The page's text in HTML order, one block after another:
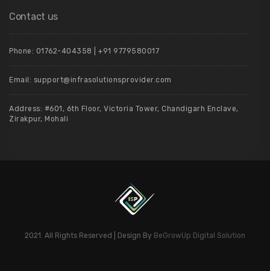
Contact us
Phone: 01762-404358 | +91 9779580017
Email: support@infrasolutionsprovider.com
Address: #601, 6th Floor, Victoria Tower, Chandigarh Enclave,
Zirakpur, Mohali
2021. All Rights Reserved | Design By BeGrowUp Digital Solution